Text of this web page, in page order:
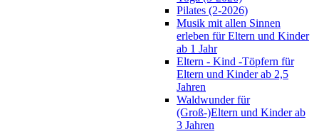
Pilates (2-2026)
Musik mit allen Sinnen
erleben für Eltern und Kinder
ab 1 Jahr
Eltern - Kind -Töpfern für
Eltern und Kinder ab 2,5
Jahren
Waldwunder für
(Groß-)Eltern und Kinder ab
3 Jahren